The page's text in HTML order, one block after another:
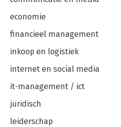
economie
financieel management
inkoop en logistiek
internet en social media
it-management / ict
juridisch
leiderschap